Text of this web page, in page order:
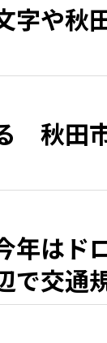
字や秋
秋田
年はド
で交通